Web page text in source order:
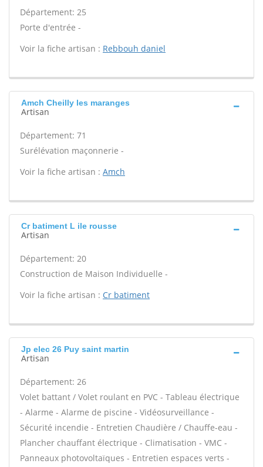
Département: 25
Porte d'entrée -
Voir la fiche artisan : Rebbouh daniel
Amch Cheilly les maranges
Artisan
Département: 71
Surélévation maçonnerie -
Voir la fiche artisan : Amch
Cr batiment L ile rousse
Artisan
Département: 20
Construction de Maison Individuelle -
Voir la fiche artisan : Cr batiment
Jp elec 26 Puy saint martin
Artisan
Département: 26
Volet battant / Volet roulant en PVC - Tableau électrique
- Alarme - Alarme de piscine - Vidéosurveillance -
Sécurité incendie - Entretien Chaudière / Chauffe-eau -
Plancher chauffant électrique - Climatisation - VMC -
Panneaux photovoltaïques - Entretien espaces verts -